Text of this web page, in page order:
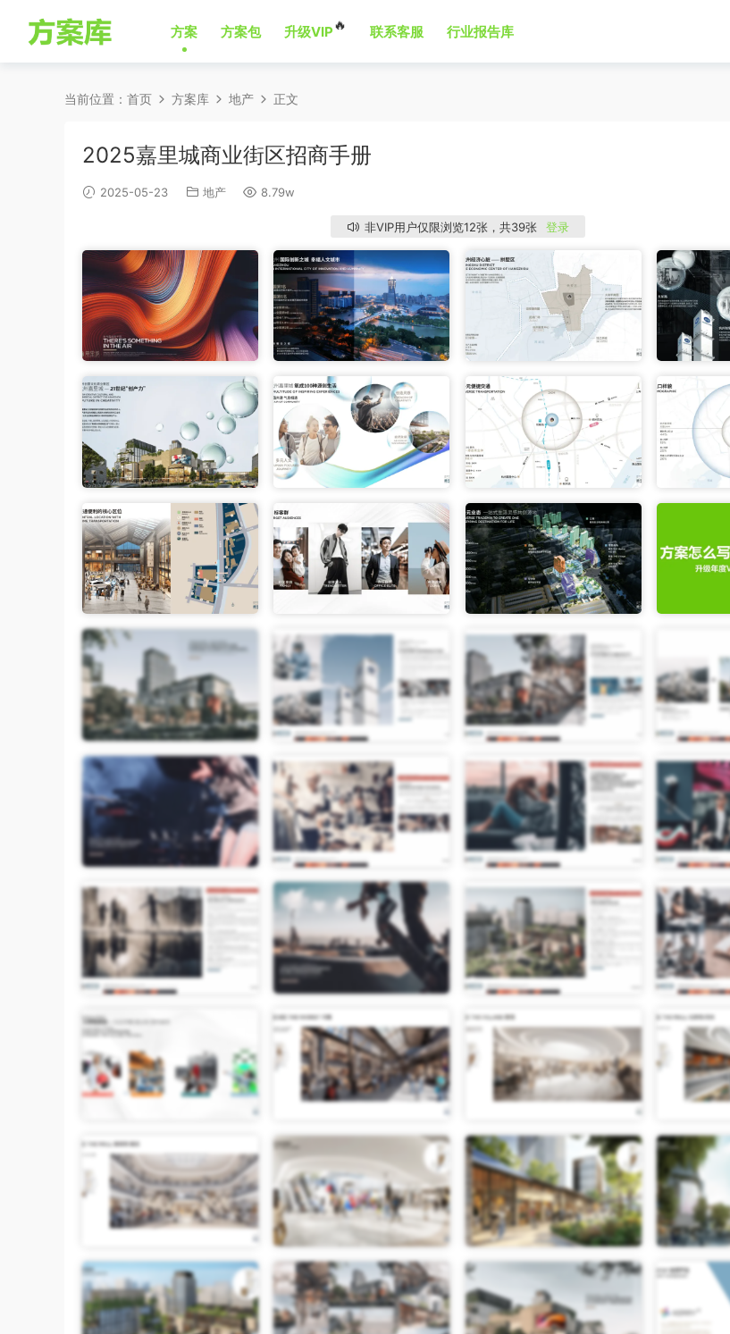
方案 方案包 升级VIP🔥 联系客服 行业报告库
当前位置： 首页 方案库 地产 正文
2025嘉里城商业街区招商手册
2025-05-23 地产 8.79w
非VIP用户仅限浏览12张，共39张 登录